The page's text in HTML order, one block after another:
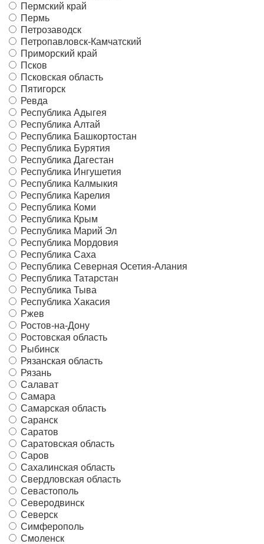
Пермский край
Пермь
Петрозаводск
Петропавловск-Камчатский
Приморский край
Псков
Псковская область
Пятигорск
Ревда
Республика Адыгея
Республика Алтай
Республика Башкортостан
Республика Бурятия
Республика Дагестан
Республика Ингушетия
Республика Калмыкия
Республика Карелия
Республика Коми
Республика Крым
Республика Марий Эл
Республика Мордовия
Республика Саха
Республика Северная Осетия-Алания
Республика Татарстан
Республика Тыва
Республика Хакасия
Ржев
Ростов-на-Дону
Ростовская область
Рыбинск
Рязанская область
Рязань
Салават
Самара
Самарская область
Саранск
Саратов
Саратовская область
Саров
Сахалинская область
Свердловская область
Севастополь
Северодвинск
Северск
Симферополь
Смоленск